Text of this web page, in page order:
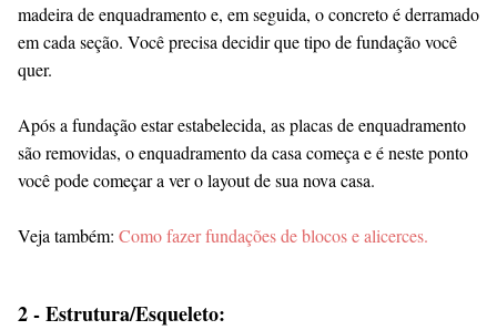
madeira de enquadramento e, em seguida, o concreto é derramado
em cada seção. Você precisa decidir que tipo de fundação você
quer.
Após a fundação estar estabelecida, as placas de enquadramento
são removidas, o enquadramento da casa começa e é neste ponto
você pode começar a ver o layout de sua nova casa.
Veja também: Como fazer fundações de blocos e alicerces.
2 - Estrutura/Esqueleto: